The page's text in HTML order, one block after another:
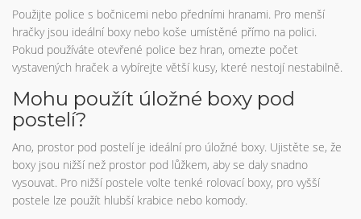
Použijte police s bočnicemi nebo předními hranami. Pro menší
hračky jsou ideální boxy nebo koše umístěné přímo na polici.
Pokud používáte otevřené police bez hran, omezte počet
vystavených hraček a vybírejte větší kusy, které nestojí nestabilně.
Mohu použít úložné boxy pod
postelí?
Ano, prostor pod postelí je ideální pro úložné boxy. Ujistěte se, že
boxy jsou nižší než prostor pod lůžkem, aby se daly snadno
vysouvat. Pro nižší postele volte tenké rolovací boxy, pro vyšší
postele lze použít hlubší krabice nebo komody.